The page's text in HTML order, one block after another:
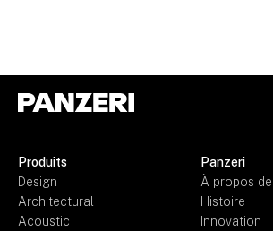
Produits
Design
Architectural
Acoustic
Panzeri
À propos de
Histoire
Innovation